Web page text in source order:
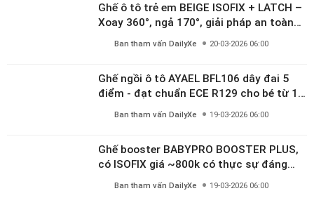
Ghế ô tô trẻ em BEIGE ISOFIX + LATCH –
Xoay 360°, ngả 170°, giải pháp an toàn
linh hoạt cho bé 0–10 tuổi
Ban tham vấn DailyXe 20-03-2026 06:00
Ghế ngồi ô tô AYAEL BFL106 dây đai 5
điểm - đạt chuẩn ECE R129 cho bé từ 1–
Ban tham vấn DailyXe 19-03-2026 06:00
Ghế booster BABYPRO BOOSTER PLUS,
có ISOFIX giá ~800k có thực sự đáng
Ban tham vấn DailyXe 19-03-2026 06:00